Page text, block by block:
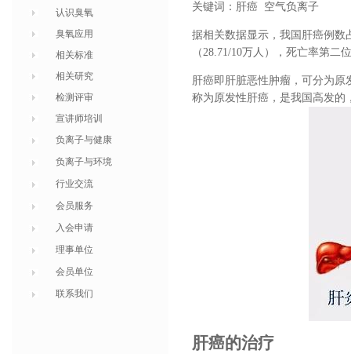
认识臭氧
臭氧应用
相关标准
相关研究
检测评审
宣讲师培训
负离子与健康
负离子与环境
行业交流
会员服务
入会申请
理事单位
会员单位
联系我们
关键词：肝癌 空气负离子
据相关数据显示，我国肝癌例数
（28.71/10万人），死亡率第二
肝癌即肝脏恶性肿瘤，可分为
称为原发性肝癌，是我国高发的
肝癌的治疗